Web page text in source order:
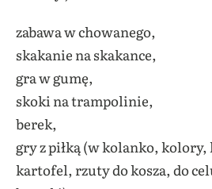
zabawa w chowanego,
skakanie na skakance,
gra w gumę,
skoki na trampolinie,
berek,
gry z piłką (w kolanko, kolory,
kartofel, rzuty do kosza, do